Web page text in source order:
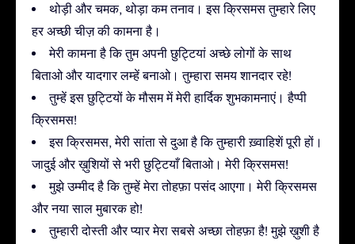
थोड़ी और चमक, थोड़ा कम तनाव। इस क्रिसमस तुम्हारे लिए
हर अच्छी चीज़ की कामना है।
मेरी कामना है कि तुम अपनी छुट्टियां अच्छे लोगों के साथ
बिताओ और यादगार लम्हें बनाओ। तुम्हारा समय शानदार रहे!
तुम्हें इस छुट्टियों के मौसम में मेरी हार्दिक शुभकामनाएं। हैप्पी
क्रिसमस!
इस क्रिसमस, मेरी सांता से दुआ है कि तुम्हारी ख़्वाहिशें पूरी हों।
जादुई और ख़ुशियों से भरी छुट्टियाँ बिताओ। मेरी क्रिसमस!
मुझे उम्मीद है कि तुम्हें मेरा तोहफ़ा पसंद आएगा। मेरी क्रिसमस
और नया साल मुबारक हो!
तुम्हारी दोस्ती और प्यार मेरा सबसे अच्छा तोहफ़ा है! मुझे ख़ुशी है